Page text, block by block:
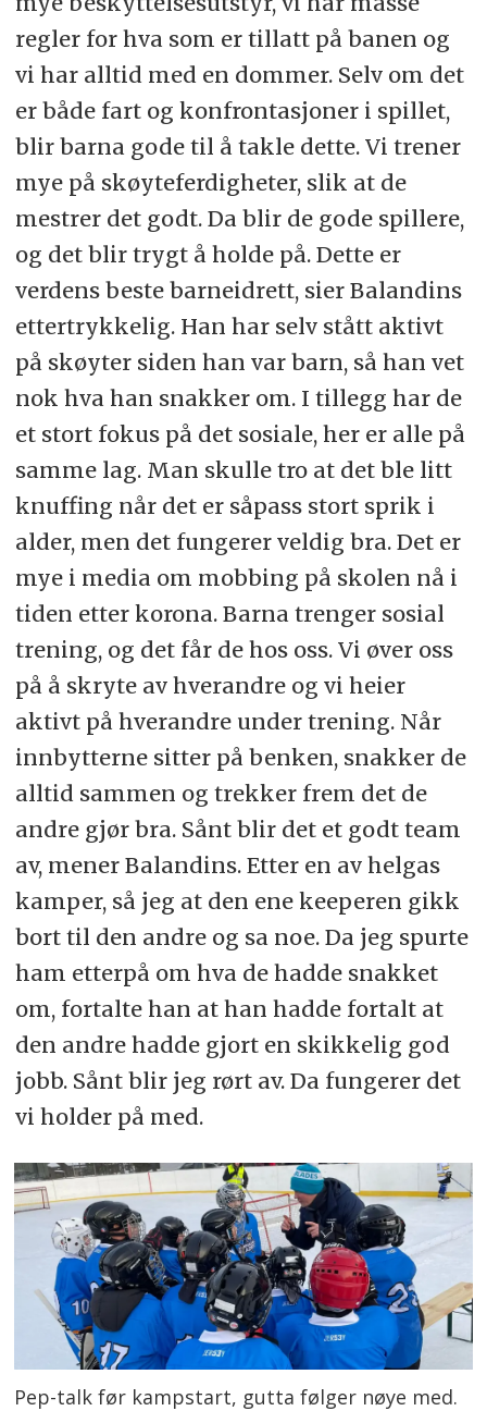
regler for hva som er tillatt på banen og
vi har alltid med en dommer. Selv om det
er både fart og konfrontasjoner i spillet,
blir barna gode til å takle dette. Vi trener
mye på skøyteferdigheter, slik at de
mestrer det godt. Da blir de gode spillere,
og det blir trygt å holde på. Dette er
verdens beste barneidrett, sier Balandins
ettertrykkelig. Han har selv stått aktivt
på skøyter siden han var barn, så han vet
nok hva han snakker om. I tillegg har de
et stort fokus på det sosiale, her er alle på
samme lag. Man skulle tro at det ble litt
knuffing når det er såpass stort sprik i
alder, men det fungerer veldig bra. Det er
mye i media om mobbing på skolen nå i
tiden etter korona. Barna trenger sosial
trening, og det får de hos oss. Vi øver oss
på å skryte av hverandre og vi heier
aktivt på hverandre under trening. Når
innbytterne sitter på benken, snakker de
alltid sammen og trekker frem det de
andre gjør bra. Sånt blir det et godt team
av, mener Balandins. Etter en av helgas
kamper, så jeg at den ene keeperen gikk
bort til den andre og sa noe. Da jeg spurte
ham etterpå om hva de hadde snakket
om, fortalte han at han hadde fortalt at
den andre hadde gjort en skikkelig god
jobb. Sånt blir jeg rørt av. Da fungerer det
vi holder på med.
Pep-talk før kampstart, gutta følger nøye med.